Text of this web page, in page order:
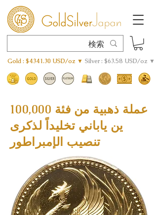
Gold : $4341.30 USD/oz ▼ Silver : $63.58 USD/oz ▼
عملة ذهبية من فئة 100,000
ين ياباني تخليداً لذكرى
تنصيب الإمبراطور